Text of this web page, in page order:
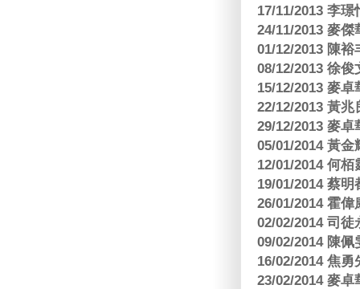
17/11/2013 李
24/11/2013 麥
01/12/2013 陳
08/12/2013 徐
15/12/2013 麥
22/12/2013 黃
29/12/2013 麥
05/01/2014 黃
12/01/2014 何
19/01/2014 蔡
26/01/2014 霍
02/02/2014 司
09/02/2014 陳
16/02/2014 焦
23/02/2014 麥